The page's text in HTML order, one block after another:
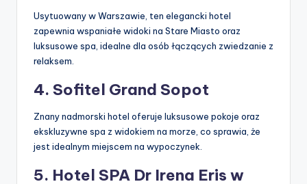
Usytuowany w Warszawie, ten elegancki hotel
zapewnia wspaniałe widoki na Stare Miasto oraz
luksusowe spa, idealne dla osób łączących zwiedzanie z
relaksem.
4. Sofitel Grand Sopot
Znany nadmorski hotel oferuje luksusowe pokoje oraz
ekskluzywne spa z widokiem na morze, co sprawia, że
jest idealnym miejscem na wypoczynek.
5. Hotel SPA Dr Irena Eris w